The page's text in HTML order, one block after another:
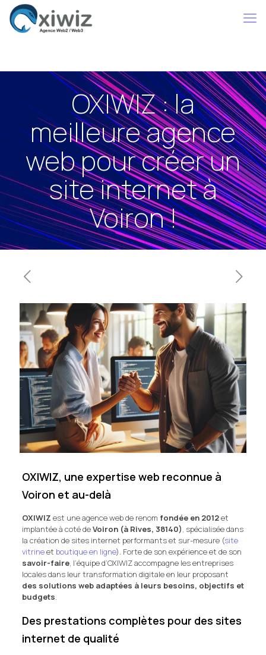
OXIWIZ : la
meilleure agence
web pour créer un
site internet à
Voiron !
OXIWIZ, une expertise web reconnue à
Voiron et au-delà
OXIWIZ est une agence web de renom fondée en 2012et
implantée à coté deVoiron (à Rives, 38140), spécialisée dans
la création de sites internet performants et sur-mesure (site
vitrineet boutique en ligne). Forte de son expérience et de son
savoir-faire, l’équipe d’OXIWIZ accompagne les entreprises
locales dans leur transformation digitale en leur proposant
des solutions web adaptées à leurs besoins, objectifs et
budgets.
Des prestations complètes pour des sites
internet de qualité